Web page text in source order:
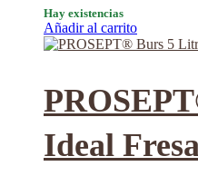
Hay existencias
Añadir al carrito
Ideal